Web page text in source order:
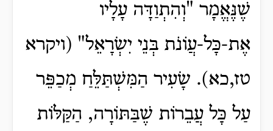
שֶׁנֶּאֱמָר "וְהִתְוַדָּה עָלָיו
אֶת-כָּל-עֲו‍ֹנֹת בְּנֵי יִשְׂרָאֵל" (ויקרא
טז,כא). שָׂעִיר הַמִּשְׁתַּלֵּחַ מְכַפֵּר
עַל כָּל עֲבֵרוֹת שֶׁבַּתּוֹרָה, הַקַּלּוֹת